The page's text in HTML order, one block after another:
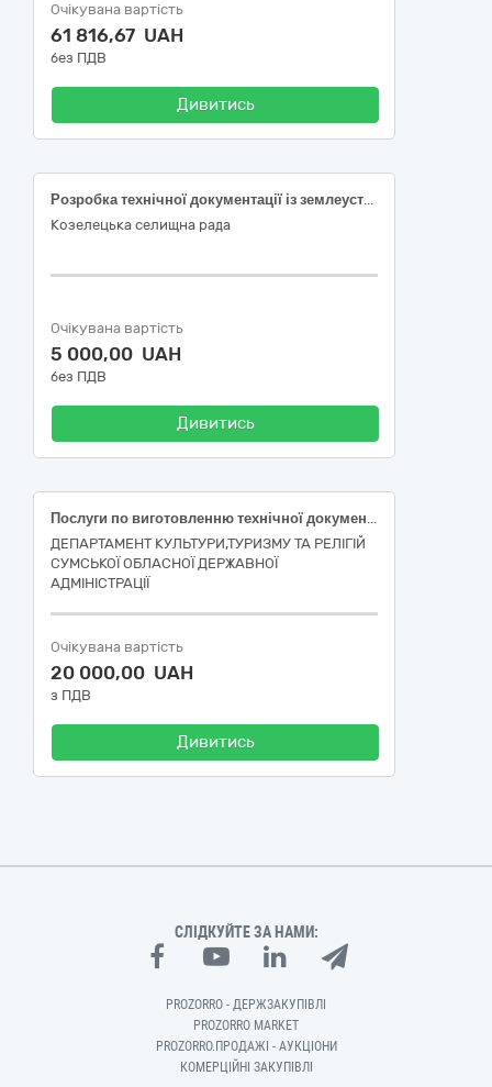
Очікувана вартість
61 816,67 UAH
без ПДВ
Дивитись
Розробка технічної документації із землеустрою щодо інвентаризації земельної ділянки комунальної власності для будівництва та обслуговування будівель закладів культурно-просвітницького обслуговування в селищі Козелець, вул. Франка, 1, Чернігівського району Чернігівської області, за ЄЗС ДК 021:2015: 71250000-5 – архітектурні, інженерні та геодезичні послуги
Козелецька селищна рада
Очікувана вартість
5 000,00 UAH
без ПДВ
Дивитись
Послуги по виготовленню технічної документації із землеустрою щодо встановлення меж режимоутворюючих об’єктів культурної спадщини на 2 пам’ятки археології місцевого значення та внесення відомостей про них до Державного земельного кадастру: 1) Городище і селище (пам’ятка археології місцевого значення, охоронний № 3308-См), розташована за 1,5 – 2,0 км на північ від села Будища, урочище Аксенів Бугор Глухівської міської ради Шосткинського району Сумської області; 2) Городище «Вікторове» (пам’ятка археології місцевого значення, охоронний № 3372-См), розташована за 2 км на північ від північної околиці села Вікторове, урочище Барвінкова Гора Глухівської міської ради Шосткинського району Сумської області.
ДЕПАРТАМЕНТ КУЛЬТУРИ,ТУРИЗМУ ТА РЕЛІГІЙ
СУМСЬКОЇ ОБЛАСНОЇ ДЕРЖАВНОЇ
АДМІНІСТРАЦІЇ
Очікувана вартість
20 000,00 UAH
з ПДВ
Дивитись
СЛІДКУЙТЕ ЗА НАМИ:
PROZORRO - ДЕРЖЗАКУПІВЛІ
PROZORRO MARKET
PROZORRO.ПРОДАЖІ - АУКЦІОНИ
КОМЕРЦІЙНІ ЗАКУПІВЛІ